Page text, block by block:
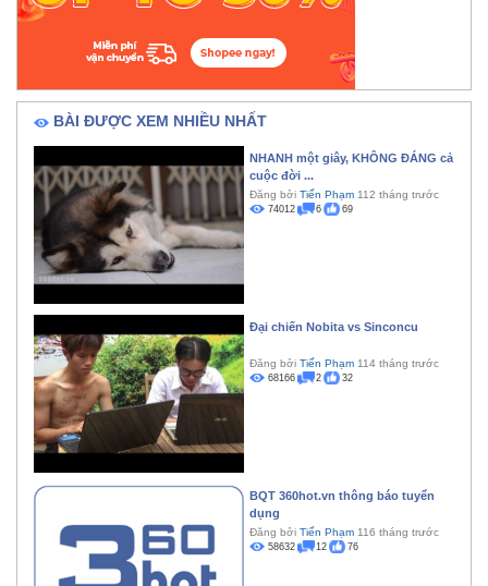
BÀI ĐƯỢC XEM NHIỀU NHẤT
NHANH một giây, KHÔNG ĐÁNG cả
cuộc đời ...
Đăng bởi Tiến Phạm 112 tháng trước
74012 6 69
Đại chiến Nobita vs Sinconcu
Đăng bởi Tiến Phạm 114 tháng trước
68166 2 32
BQT 360hot.vn thông báo tuyển
dụng
Đăng bởi Tiến Phạm 116 tháng trước
58632 12 76